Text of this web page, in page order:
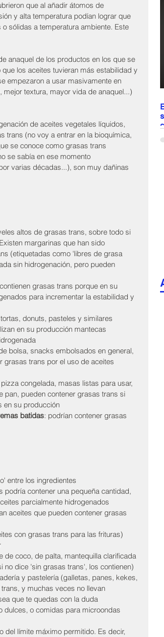
que al añadir átomos de
y alta temperatura podían lograr que
sólidas a temperatura ambiente. Este
anaquel de los productos en los que se
los aceites tuvieran más estabilidad y
empezaron a usar masivamente en
textura, mayor vida de anaquel...)
de aceites vegetales líquidos,
trans (no voy a entrar en la bioquímica,
se conoce como grasas trans
se sabía en ese momento
varias décadas...), son muy dañinas
altos de grasas trans, sobre todo si
margarinas que han sido
(etiquetadas como 'libres de grasa
sin hidrogenación, pero pueden
grasas trans porque en su
para incrementar la estabilidad y
donuts, pasteles y similares
en su producción mantecas
bolsa, snacks embolsados en general,
grasas trans por el uso de aceites
pizza congelada, masas listas para usar,
pan, pueden contener grasas trans si
en su producción
batidas: podrían contener grasas
entre los ingredientes
podría contener una pequeña cantidad,
parcialmente hidrogenados
aceites que pueden contener grasas
con grasas trans para las frituras)
de coco, de palta, mantequilla clarificada
no dice 'sin grasas trans', los contienen)
y pastelería (galletas, panes, kekes,
y muchas veces no llevan
que te quedas con la duda
dulces, o comidas para microondas
límite máximo permitido. Es decir,